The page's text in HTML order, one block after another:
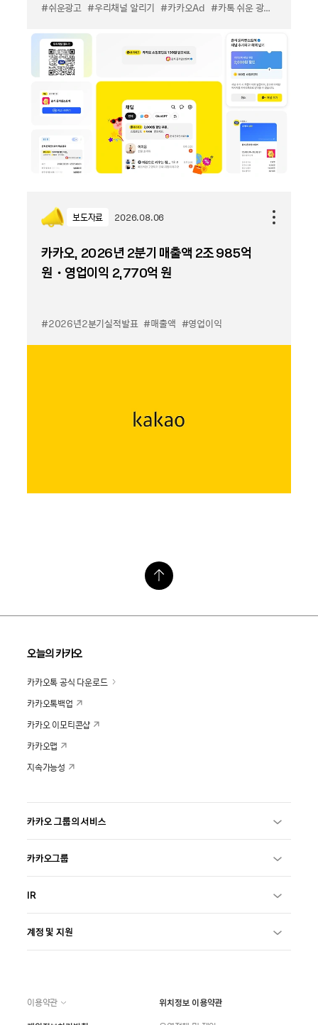
#쉬운광고 #우리채널 알리기 #카카오Ad #카톡 쉬운 광고
보도자료 2026.08.06
카카오, 2026년 2분기 매출액 2조 985억
원・영업이익 2,770억 원
#2026년2분기실적발표 #매출액 #영업이익
오늘의 카카오
카카오톡 공식 다운로드
카카오톡백업
카카오 이모티콘샵
카카오맵
지속가능성
카카오 그룹의 서비스
카카오그룹
IR
계정 및 지원
이용약관
위치정보 이용약관